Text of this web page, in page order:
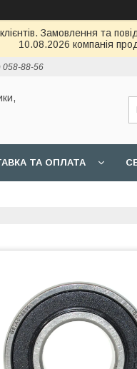
Замовлення та
10.08.2026 компанія
058-88-56
ТА ОПЛАТА